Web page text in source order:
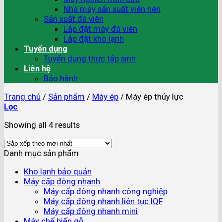
Nhà máy sản xuất viên nén
Sản xuất đá viên
Lắp đặt máy đá viên
Lắp đặt kho lạnh
Tuyển dụng
Tuyển dụng thực tập sinh
Liên hệ
Bảo hành
Trang chủ / Sản phẩm / Máy ép / Máy ép thủy lực
Lọc
Showing all 4 results
Danh mục sản phẩm
Kho lạnh bảo quản
Máy cấp đông nhanh
Máy cấp đông nhanh công nghiệp
Máy cấp đông nhanh liên tục IQF
Máy cấp đông nhanh mini